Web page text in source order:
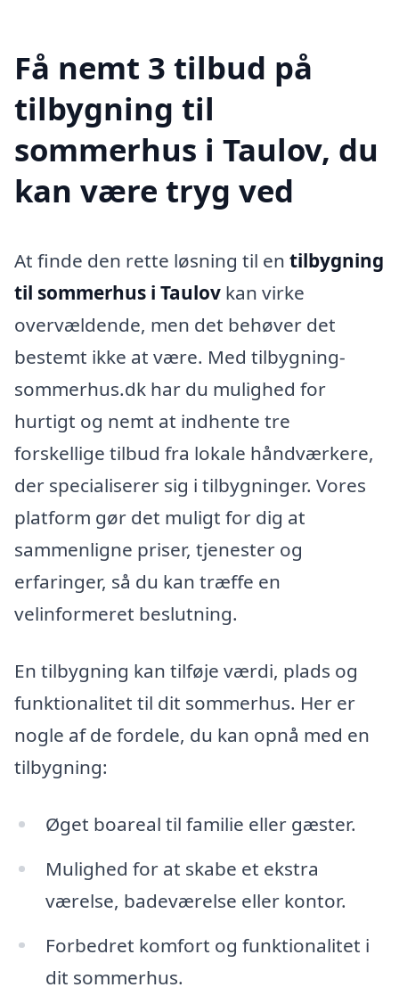
Få nemt 3 tilbud på
tilbygning til
sommerhus i Taulov, du
kan være tryg ved
At finde den rette løsning til en tilbygning
til sommerhus i Taulov kan virke
overvældende, men det behøver det
bestemt ikke at være. Med tilbygning-
sommerhus.dk har du mulighed for
hurtigt og nemt at indhente tre
forskellige tilbud fra lokale håndværkere,
der specialiserer sig i tilbygninger. Vores
platform gør det muligt for dig at
sammenligne priser, tjenester og
erfaringer, så du kan træffe en
velinformeret beslutning.
En tilbygning kan tilføje værdi, plads og
funktionalitet til dit sommerhus. Her er
nogle af de fordele, du kan opnå med en
tilbygning:
Øget boareal til familie eller gæster.
Mulighed for at skabe et ekstra
værelse, badeværelse eller kontor.
Forbedret komfort og funktionalitet i
dit sommerhus.